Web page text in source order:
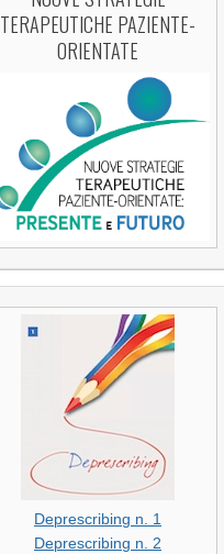
TERAPEUTICHE PAZIENTE-
ORIENTATE
Deprescribing n. 1
Deprescribing n. 2